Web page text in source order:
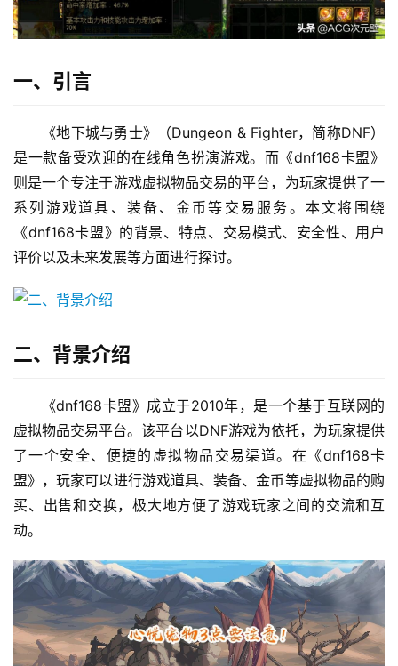
一、引言
《地下城与勇士》（Dungeon & Fighter，简称DNF）
是一款备受欢迎的在线角色扮演游戏。而《dnf168卡盟》
则是一个专注于游戏虚拟物品交易的平台，为玩家提供了一
系列游戏道具、装备、金币等交易服务。本文将围绕
《dnf168卡盟》的背景、特点、交易模式、安全性、用户
评价以及未来发展等方面进行探讨。
二、背景介绍
《dnf168卡盟》成立于2010年，是一个基于互联网的
虚拟物品交易平台。该平台以DNF游戏为依托，为玩家提供
了一个安全、便捷的虚拟物品交易渠道。在《dnf168卡
盟》，玩家可以进行游戏道具、装备、金币等虚拟物品的购
买、出售和交换，极大地方便了游戏玩家之间的交流和互
动。